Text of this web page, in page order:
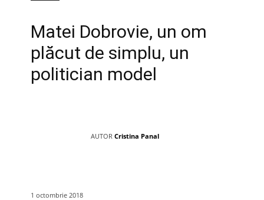
Matei Dobrovie, un om
plăcut de simplu, un
politician model
AUTOR Cristina Panal
1 octombrie 2018